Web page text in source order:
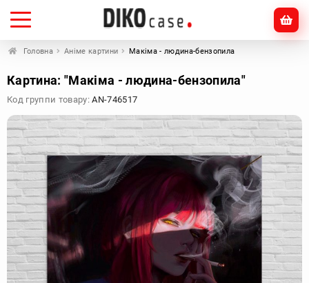
Головна Аніме картини Макіма - людина-бензопила
Картина: "Макіма - людина-бензопила"
Код группи товару:AN-746517